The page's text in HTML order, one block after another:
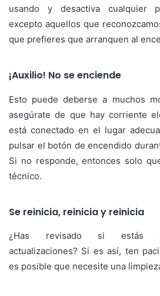
usando y desactiva cualquier
excepto aquellos que
que prefieres que arranquen al
¡Auxilio! No se enciende
Esto puede deberse a muchos
asegúrate de que hay corriente
está conectado en el lugar
pulsar el botón de encendido
Si no responde, entonces solo
técnico.
Se reinicia, reinicia y reinicia
¿Has revisado si estás
actualizaciones? Si es así, ten
es posible que necesite una